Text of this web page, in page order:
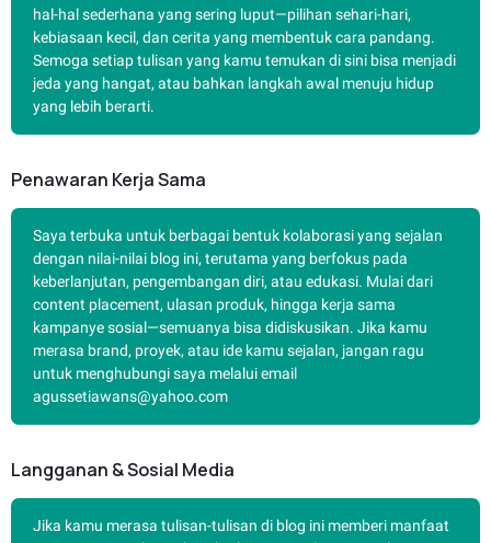
hal-hal sederhana yang sering luput—pilihan sehari-hari,
kebiasaan kecil, dan cerita yang membentuk cara pandang.
Semoga setiap tulisan yang kamu temukan di sini bisa menjadi
jeda yang hangat, atau bahkan langkah awal menuju hidup
yang lebih berarti.
Penawaran Kerja Sama
Saya terbuka untuk berbagai bentuk kolaborasi yang sejalan
dengan nilai-nilai blog ini, terutama yang berfokus pada
keberlanjutan, pengembangan diri, atau edukasi. Mulai dari
content placement, ulasan produk, hingga kerja sama
kampanye sosial—semuanya bisa didiskusikan. Jika kamu
merasa brand, proyek, atau ide kamu sejalan, jangan ragu
untuk menghubungi saya melalui email
agussetiawans@yahoo.com
Langganan & Sosial Media
Jika kamu merasa tulisan-tulisan di blog ini memberi manfaat